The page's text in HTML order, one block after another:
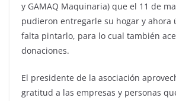
y GAMAQ Maquinaria) que el 11 de
pudieron entregarle su hogar y ahora
falta pintarlo, para lo cual también
donaciones.
El presidente de la asociación
gratitud a las empresas y personas